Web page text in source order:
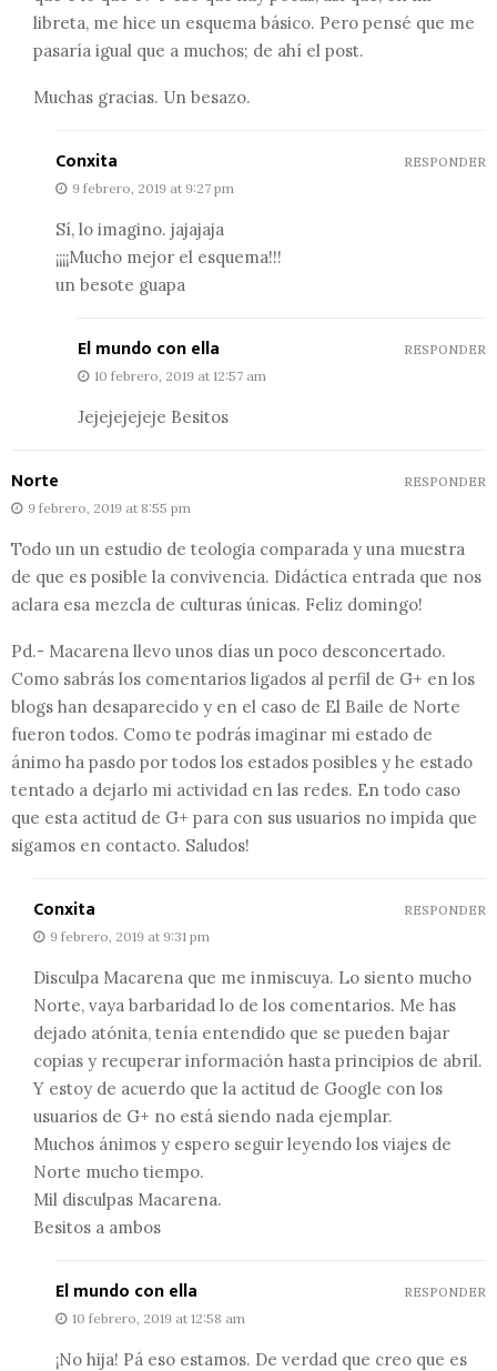
libreta, me hice un esquema básico. Pero pensé que me
pasaría igual que a muchos; de ahí el post.
Muchas gracias. Un besazo.
Conxita
9 febrero, 2019 at 9:27 pm
Sí, lo imagino. jajajaja
¡¡¡¡Mucho mejor el esquema!!!
un besote guapa
RESPONDER
El mundo con ella
10 febrero, 2019 at 12:57 am
Jejejejejeje Besitos
RESPONDER
Norte
9 febrero, 2019 at 8:55 pm
Todo un un estudio de teologia comparada y una muestra
de que es posible la convivencia. Didáctica entrada que nos
aclara esa mezcla de culturas únicas. Feliz domingo!
Pd.- Macarena llevo unos días un poco desconcertado.
Como sabrás los comentarios ligados al perfil de G+ en los
blogs han desaparecido y en el caso de El Baile de Norte
fueron todos. Como te podrás imaginar mi estado de
ánimo ha pasdo por todos los estados posibles y he estado
tentado a dejarlo mi actividad en las redes. En todo caso
que esta actitud de G+ para con sus usuarios no impida que
sigamos en contacto. Saludos!
RESPONDER
Conxita
9 febrero, 2019 at 9:31 pm
Disculpa Macarena que me inmiscuya. Lo siento mucho
Norte, vaya barbaridad lo de los comentarios. Me has
dejado atónita, tenía entendido que se pueden bajar
copias y recuperar información hasta principios de abril.
Y estoy de acuerdo que la actitud de Google con los
usuarios de G+ no está siendo nada ejemplar.
Muchos ánimos y espero seguir leyendo los viajes de
Norte mucho tiempo.
Mil disculpas Macarena.
Besitos a ambos
RESPONDER
El mundo con ella
10 febrero, 2019 at 12:58 am
¡No hija! Pá eso estamos. De verdad que creo que es
RESPONDER